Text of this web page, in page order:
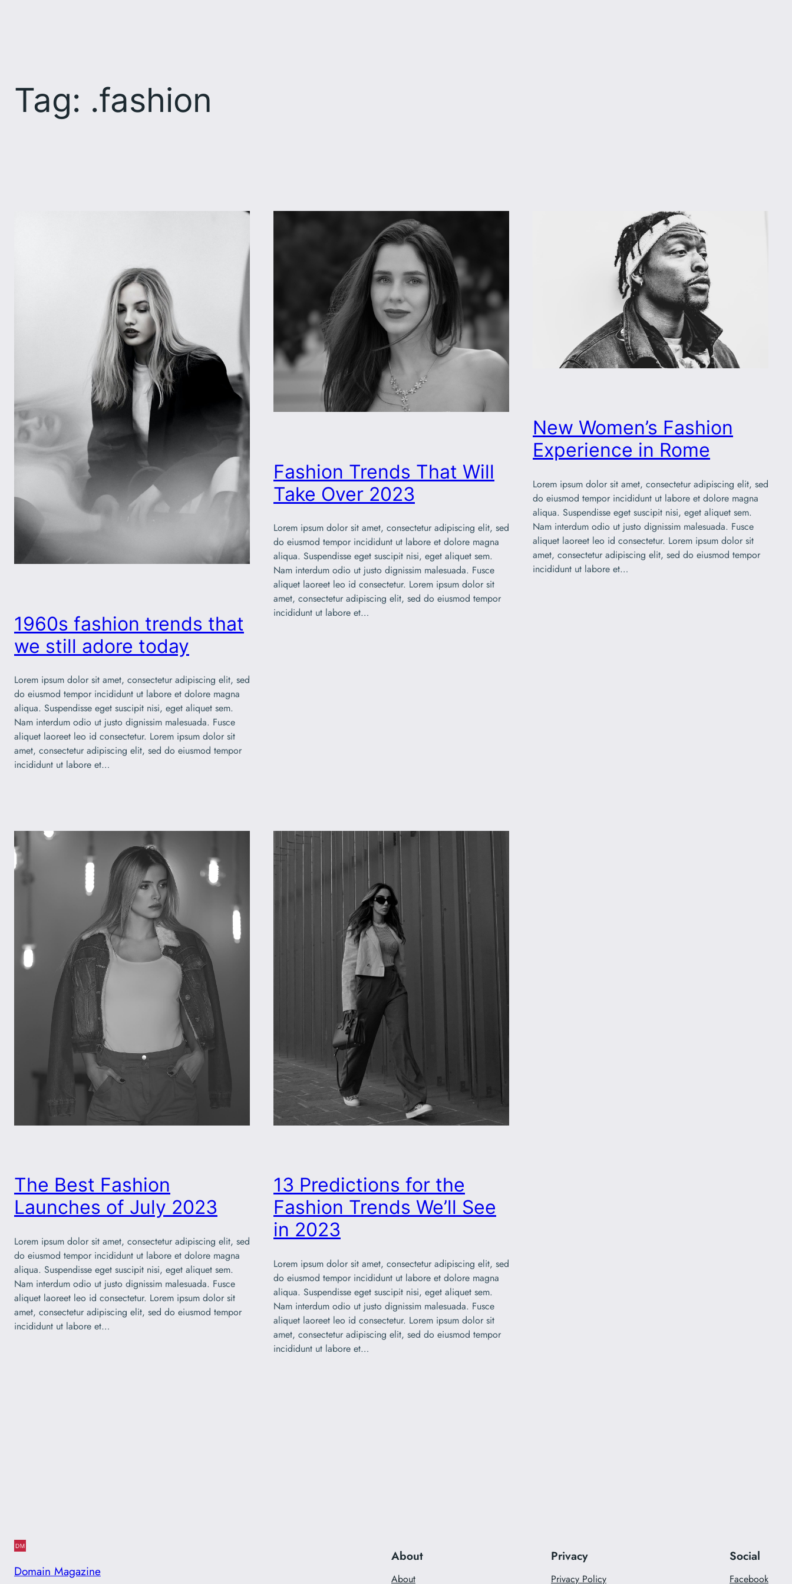
Tag: .fashion
1960s fashion trends that
we still adore today
Lorem ipsum dolor sit amet, consectetur adipiscing elit, sed
do eiusmod tempor incididunt ut labore et dolore magna
aliqua. Suspendisse eget suscipit nisi, eget aliquet sem.
Nam interdum odio ut justo dignissim malesuada. Fusce
aliquet laoreet leo id consectetur. Lorem ipsum dolor sit
amet, consectetur adipiscing elit, sed do eiusmod tempor
incididunt ut labore et…
Fashion Trends That Will
Take Over 2023
Lorem ipsum dolor sit amet, consectetur adipiscing elit, sed
do eiusmod tempor incididunt ut labore et dolore magna
aliqua. Suspendisse eget suscipit nisi, eget aliquet sem.
Nam interdum odio ut justo dignissim malesuada. Fusce
aliquet laoreet leo id consectetur. Lorem ipsum dolor sit
amet, consectetur adipiscing elit, sed do eiusmod tempor
incididunt ut labore et…
New Women’s Fashion
Experience in Rome
Lorem ipsum dolor sit amet, consectetur adipiscing elit, sed
do eiusmod tempor incididunt ut labore et dolore magna
aliqua. Suspendisse eget suscipit nisi, eget aliquet sem.
Nam interdum odio ut justo dignissim malesuada. Fusce
aliquet laoreet leo id consectetur. Lorem ipsum dolor sit
amet, consectetur adipiscing elit, sed do eiusmod tempor
incididunt ut labore et…
The Best Fashion
Launches of July 2023
Lorem ipsum dolor sit amet, consectetur adipiscing elit, sed
do eiusmod tempor incididunt ut labore et dolore magna
aliqua. Suspendisse eget suscipit nisi, eget aliquet sem.
Nam interdum odio ut justo dignissim malesuada. Fusce
aliquet laoreet leo id consectetur. Lorem ipsum dolor sit
amet, consectetur adipiscing elit, sed do eiusmod tempor
incididunt ut labore et…
13 Predictions for the
Fashion Trends We’ll See
in 2023
Lorem ipsum dolor sit amet, consectetur adipiscing elit, sed
do eiusmod tempor incididunt ut labore et dolore magna
aliqua. Suspendisse eget suscipit nisi, eget aliquet sem.
Nam interdum odio ut justo dignissim malesuada. Fusce
aliquet laoreet leo id consectetur. Lorem ipsum dolor sit
amet, consectetur adipiscing elit, sed do eiusmod tempor
incididunt ut labore et…
Domain Magazine
About
About
Privacy
Privacy Policy
Social
Facebook